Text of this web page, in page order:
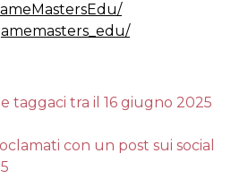
taggaci tra il 16 giugno 2025
con un post sui social